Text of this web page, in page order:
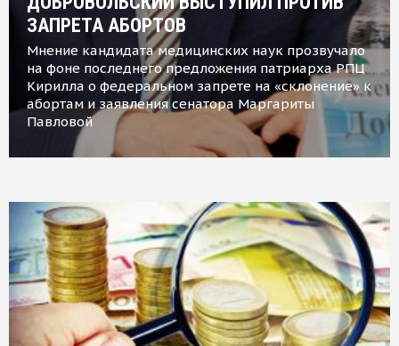
ЗАПРЕТА АБОРТОВ
Мнение кандидата медицинских наук прозвучало
на фоне последнего предложения патриарха РПЦ
Кирилла о федеральном запрете на «склонение» к
абортам и заявления сенатора Маргариты
Павловой